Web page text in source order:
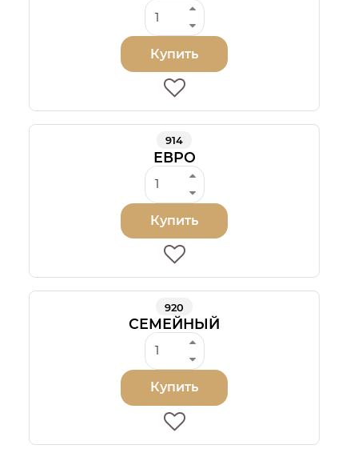
Купить
914
ЕВРО
Купить
920
СЕМЕЙНЫЙ
Купить